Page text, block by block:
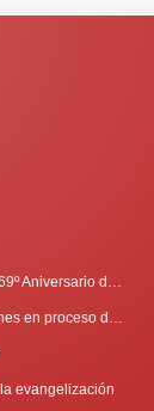
evangelización